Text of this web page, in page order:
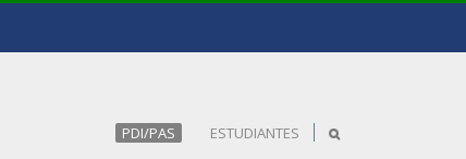
PDI/PAS ESTUDIANTES